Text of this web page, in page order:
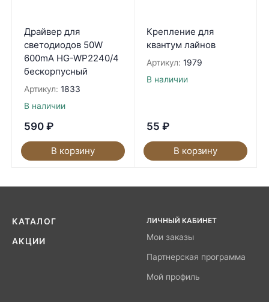
Драйвер для
светодиодов 50W
600mA HG-WP2240/4
бескорпусный
Артикул: 1833
В наличии
590 ₽
В корзину
Крепление для
квантум лайнов
Артикул: 1979
В наличии
55 ₽
В корзину
КАТАЛОГ
АКЦИИ
ЛИЧНЫЙ КАБИНЕТ
Мои заказы
Партнерская программа
Мой профиль